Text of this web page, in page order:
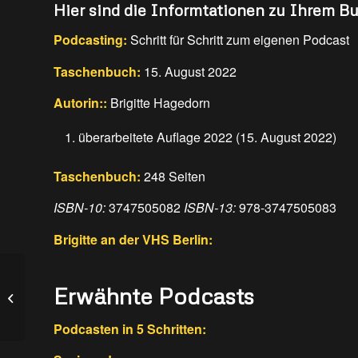
Hier sind die Informtationen zu Ihrem
Podcasting: Schritt für Schritt zum eigenen Podcast
Taschenbuch: 15. August 2022
Autorin:: Brigitte Hagedorn
überarbeitete Auflage 2022 (15. August 2022)
Taschenbuch: 248 Seiten
ISBN-10:3747505082 ISBN-13:978-3747505083
Brigitte an der VHS Berlin:
Erwähnte Podcasts
Podcasten in 5 Schritten:
SZ015 Rückblick auf die ALL EARS